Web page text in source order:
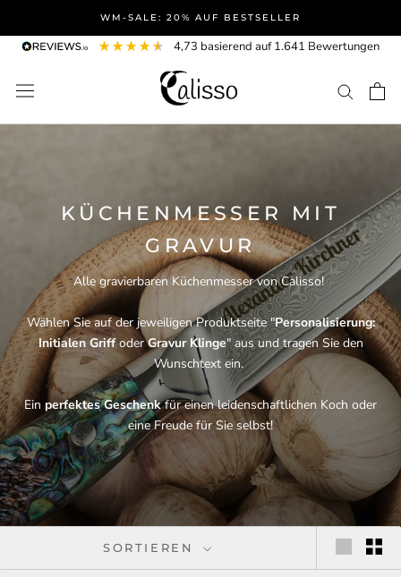
Inhalt
WM-SALE: 20% AUF BESTSELLER
4,73 basierend auf1.641 Bewertungen
KÜCHENMESSER MIT
GRAVUR
Alle gravierbaren Küchenmesser von Calisso!
Wählen Sie auf der jeweiligen Produktseite "Personalisierung:
Initialen GriffoderGravur Klinge" aus und tragen Sie den
Wunschtext ein.
Ein perfektes Geschenkfür einen leidenschaftlichen Koch oder
eine Freude für Sie selbst!
SORTIEREN